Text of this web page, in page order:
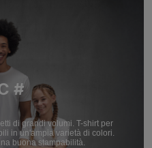
#
di grandi volumi. T-shirt per
in un'ampia varietà di colori.
buona stampabilità.